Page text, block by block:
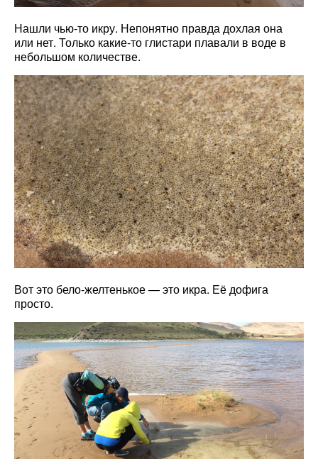
Нашли чью-то икру. Непонятно правда дохлая она
или нет. Только какие-то глистари плавали в воде в
небольшом количестве.
Вот это бело-желтенькое — это икра. Её дофига
просто.